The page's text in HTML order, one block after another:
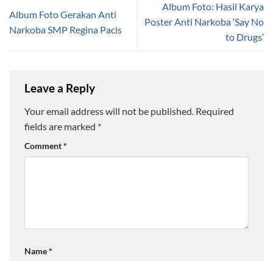
Album Foto Gerakan Anti
Narkoba SMP Regina Pacis
Album Foto: Hasil Karya
Poster Anti Narkoba ‘Say No
to Drugs’
Leave a Reply
Your email address will not be published. Required
fields are marked *
Comment*
Name*